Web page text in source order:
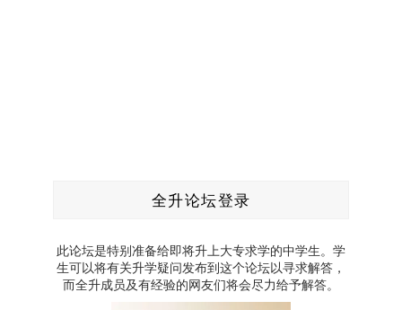
全升论坛登录
此论坛是特别准备给即将升上大专求学的中学生。学
生可以将有关升学疑问发布到这个论坛以寻求解答，
而全升成员及有经验的网友们将会尽力给予解答。